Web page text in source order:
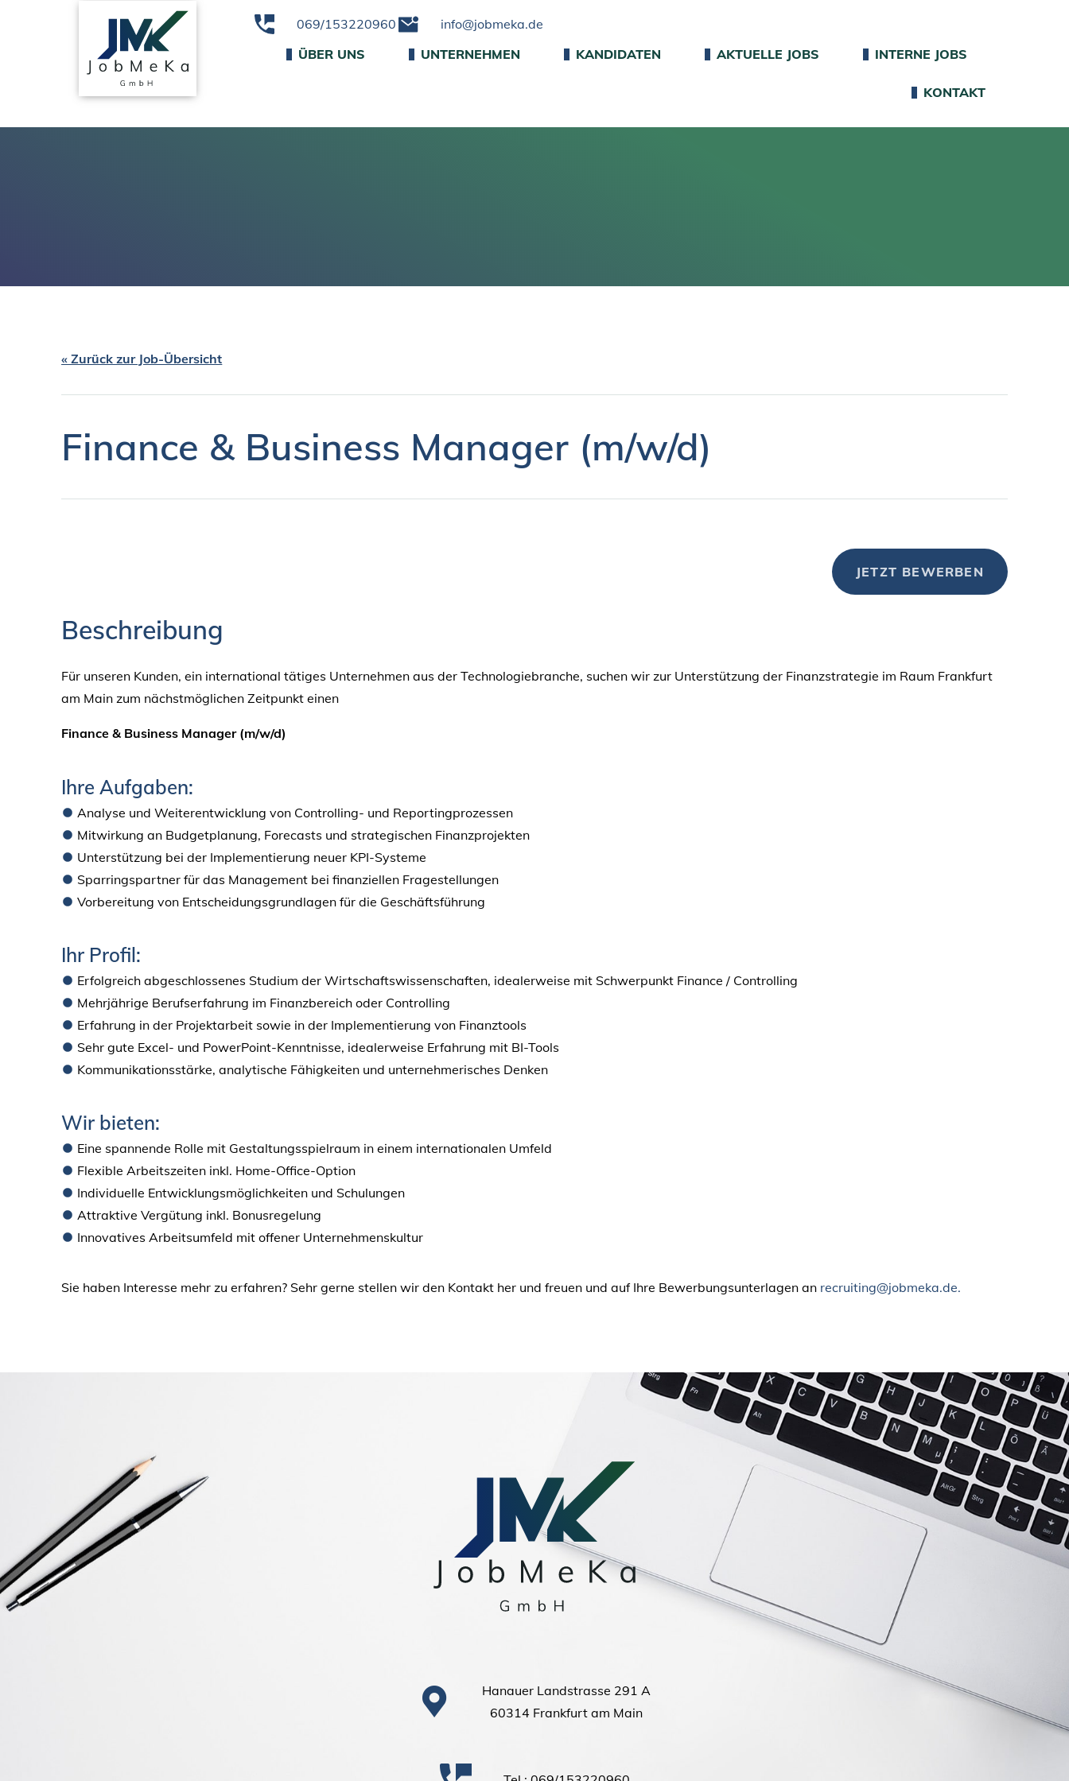
069/153220960
info@jobmeka.de
ÜBER UNS
UNTERNEHMEN KANDIDATEN AKTUELLE JOBS INTERNE JOBS
KONTAKT
« Zurück zur Job-Übersicht
Finance & Business Manager (m/w/d)
JETZT BEWERBEN
Beschreibung
Für unseren Kunden, ein international tätiges Unternehmen aus der Technologiebranche, suchen wir zur Unterstützung der Finanzstrategie im Raum Frankfurt
am Main zum nächstmöglichen Zeitpunkt einen
Finance & Business Manager (m/w/d)
Ihre Aufgaben:
Analyse und Weiterentwicklung von Controlling- und Reportingprozessen
Mitwirkung an Budgetplanung, Forecasts und strategischen Finanzprojekten
Unterstützung bei der Implementierung neuer KPI-Systeme
Sparringspartner für das Management bei finanziellen Fragestellungen
Vorbereitung von Entscheidungsgrundlagen für die Geschäftsführung
Ihr Profil:
Erfolgreich abgeschlossenes Studium der Wirtschaftswissenschaften, idealerweise mit Schwerpunkt Finance / Controlling
Mehrjährige Berufserfahrung im Finanzbereich oder Controlling
Erfahrung in der Projektarbeit sowie in der Implementierung von Finanztools
Sehr gute Excel- und PowerPoint-Kenntnisse, idealerweise Erfahrung mit BI-Tools
Kommunikationsstärke, analytische Fähigkeiten und unternehmerisches Denken
Wir bieten:
Eine spannende Rolle mit Gestaltungsspielraum in einem internationalen Umfeld
Flexible Arbeitszeiten inkl. Home-Office-Option
Individuelle Entwicklungsmöglichkeiten und Schulungen
Attraktive Vergütung inkl. Bonusregelung
Innovatives Arbeitsumfeld mit offener Unternehmenskultur
Sie haben Interesse mehr zu erfahren? Sehr gerne stellen wir den Kontakt her und freuen und auf Ihre Bewerbungsunterlagen an recruiting@jobmeka.de.
Hanauer Landstrasse 291 A
60314 Frankfurt am Main